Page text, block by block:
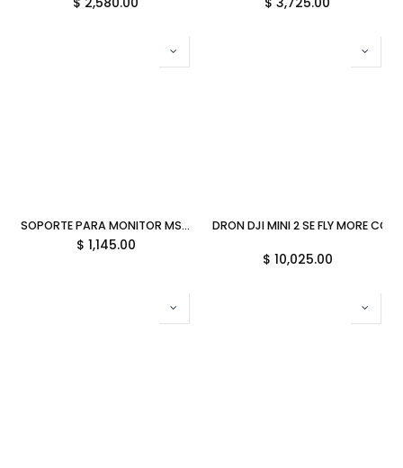
SOPORTE PARA MONITOR MSI 1MONITOR VESA 20KG HASTA 49PULGADAS MAG MT201 06M DE GARANTIA
$ 1,145.00
DRON DJI MINI 2 SE FLY MORE
$ 10,025.00